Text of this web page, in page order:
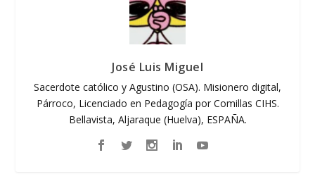
José Luis Miguel
Sacerdote católico y Agustino (OSA). Misionero digital,
Párroco, Licenciado en Pedagogía por Comillas CIHS.
Bellavista, Aljaraque (Huelva), ESPAÑA.